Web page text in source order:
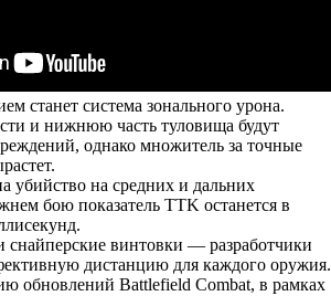
станет система зонального урона.
и нижнюю часть туловища будут
однако множитель за точные
убийство на средних и дальних
бою показатель TTK останется в
снайперские винтовки — разработчики
дистанцию для каждого оружия.
обновлений Battlefield Combat, в рамках